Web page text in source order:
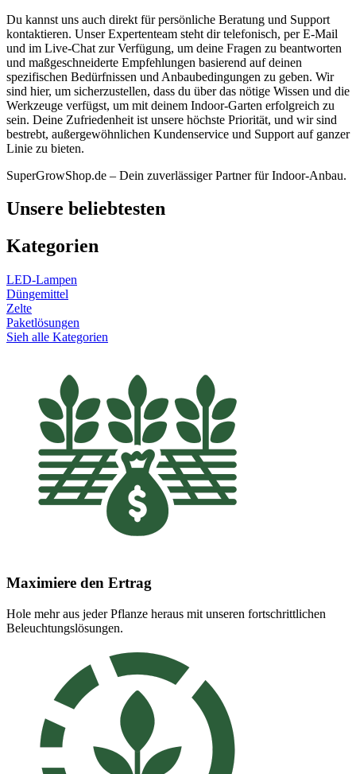
Du kannst uns auch direkt für persönliche Beratung und Support
kontaktieren. Unser Expertenteam steht dir telefonisch, per E-Mail
und im Live-Chat zur Verfügung, um deine Fragen zu beantworten
und maßgeschneiderte Empfehlungen basierend auf deinen
spezifischen Bedürfnissen und Anbaubedingungen zu geben. Wir
sind hier, um sicherzustellen, dass du über das nötige Wissen und die
Werkzeuge verfügst, um mit deinem Indoor-Garten erfolgreich zu
sein. Deine Zufriedenheit ist unsere höchste Priorität, und wir sind
bestrebt, außergewöhnlichen Kundenservice und Support auf ganzer
Linie zu bieten.
SuperGrowShop.de – Dein zuverlässiger Partner für Indoor-Anbau.
Unsere beliebtesten
Kategorien
LED-Lampen
Düngemittel
Zelte
Paketlösungen
Sieh alle Kategorien
Maximiere den Ertrag
Hole mehr aus jeder Pflanze heraus mit unseren fortschrittlichen
Beleuchtungslösungen.